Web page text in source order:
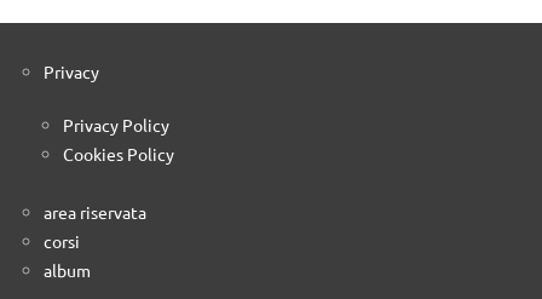
Privacy
Privacy Policy
Cookies Policy
area riservata
corsi
album